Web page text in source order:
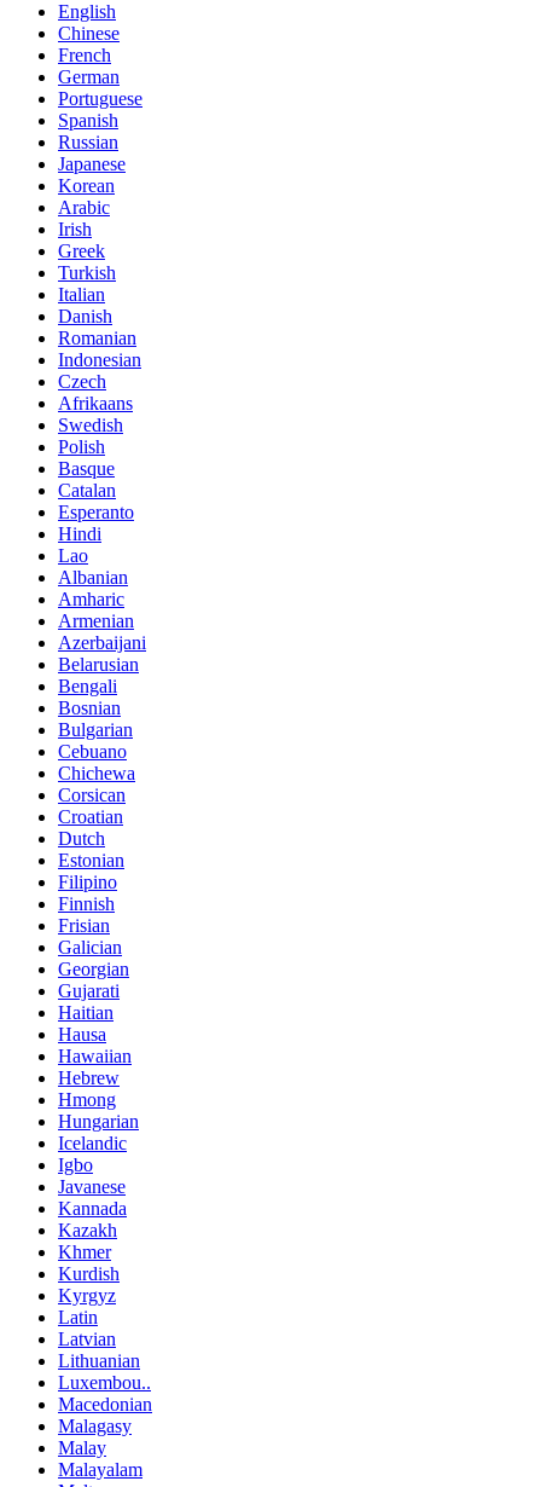
English
Chinese
French
German
Portuguese
Spanish
Russian
Japanese
Korean
Arabic
Irish
Greek
Turkish
Italian
Danish
Romanian
Indonesian
Czech
Afrikaans
Swedish
Polish
Basque
Catalan
Esperanto
Hindi
Lao
Albanian
Amharic
Armenian
Azerbaijani
Belarusian
Bengali
Bosnian
Bulgarian
Cebuano
Chichewa
Corsican
Croatian
Dutch
Estonian
Filipino
Finnish
Frisian
Galician
Georgian
Gujarati
Haitian
Hausa
Hawaiian
Hebrew
Hmong
Hungarian
Icelandic
Igbo
Javanese
Kannada
Kazakh
Khmer
Kurdish
Kyrgyz
Latin
Latvian
Lithuanian
Luxembou..
Macedonian
Malagasy
Malay
Malayalam